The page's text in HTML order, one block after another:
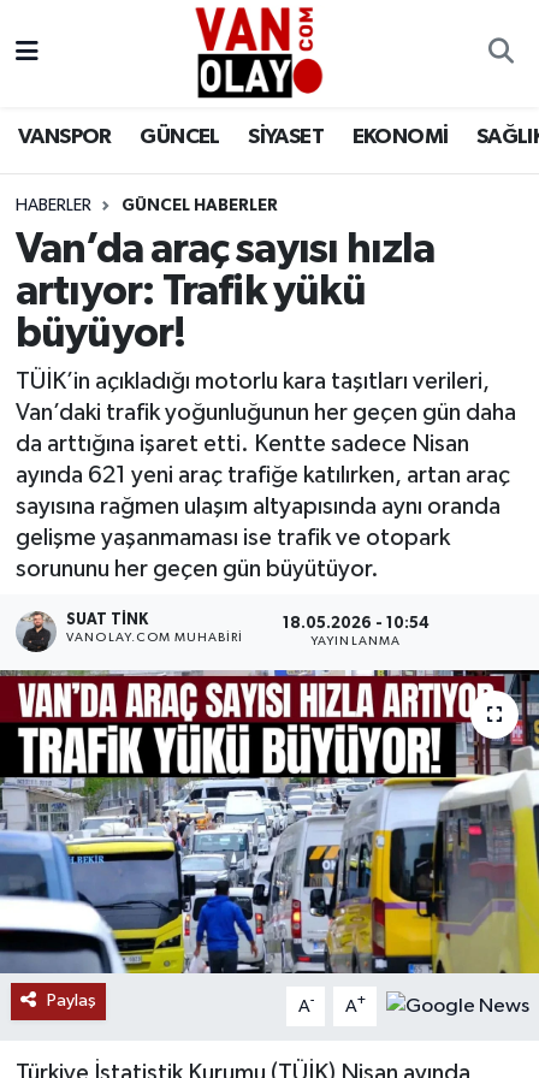
VANSPOR GÜNCEL SİYASET EKONOMİ
HABERLER GÜNCEL HABERLER
Van’da araç sayısı hızla
artıyor: Trafik yükü
büyüyor!
TÜİK’in açıkladığı motorlu kara taşıtları verileri,
Van’daki trafik yoğunluğunun her geçen gün daha
da arttığına işaret etti. Kentte sadece Nisan
ayında 621 yeni araç trafiğe katılırken, artan araç
sayısına rağmen ulaşım altyapısında aynı oranda
gelişme yaşanmaması ise trafik ve otopark
sorununu her geçen gün büyütüyor.
SUAT TINK
VANOLAY.COM MUHABIRI
18.05.2026 - 10:54
YAYINLANMA
Paylaş A- A+
Siyaset
Sağlık
Eğitim
Bilim & Teknoloji
Dünya
RESMİ İLANLAR
Van Nöbetçi Eczaneler
Van Namaz Vakitleri
Van Trafik Yoğunluk Haritası
Süper Lig Puan Durumu ve Fikstür
Tüm Manşetler
Son Dakika Haberleri
Haber Arşivi